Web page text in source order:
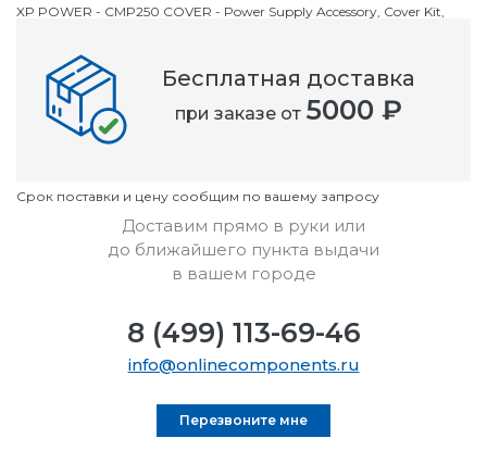
XP POWER - CMP250 COVER - Power Supply Accessory, Cover Kit,
Номенклатурный номер
OC2990193
Cрок поставки и цену сообщим по вашему запросу
Бесплатная доставка
при заказе от 5000 ₽
Доставим прямо в руки или
до ближайшего пункта выдачи
в вашем городе
8 (499) 113-69-46
info@onlinecomponents.ru
Перезвоните мне